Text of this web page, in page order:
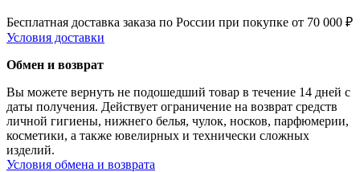
Бесплатная доставка заказа по России при покупке от 70 000 ₽
Условия доставки
Обмен и возврат
Вы можете вернуть не подошедший товар в течение 14 дней с
даты получения. Действует ограничение на возврат средств
личной гигиены, нижнего белья, чулок, носков, парфюмерии,
косметики, а также ювелирных и технически сложных
изделий.
Условия обмена и возврата